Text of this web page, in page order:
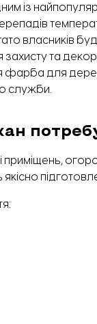
із
власників
захисту та
фарба для
служби.
приміщень,